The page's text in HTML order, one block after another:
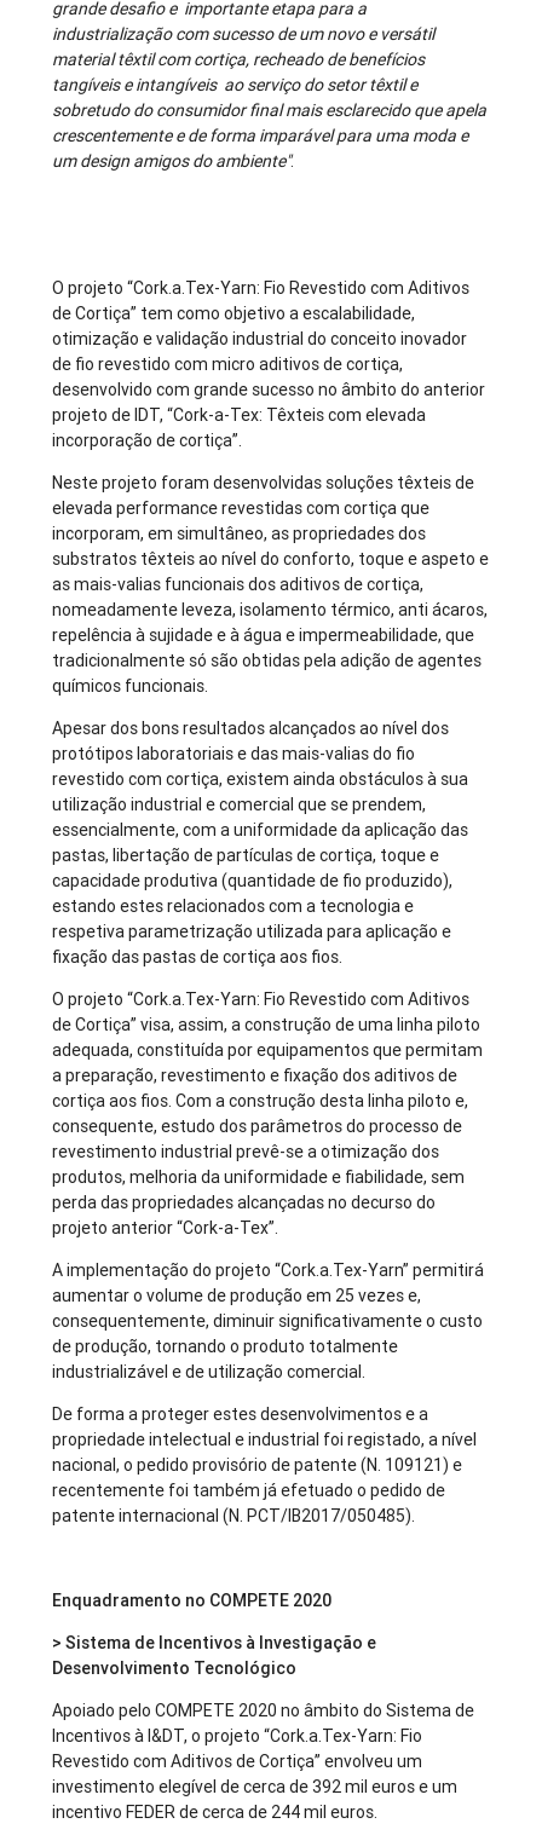
grande desafio e importante etapa para a
industrialização com sucesso de um novo e versátil
material têxtil com cortiça, recheado de benefícios
tangíveis e intangíveis ao serviço do setor têxtil e
sobretudo do consumidor final mais esclarecido que apela
crescentemente e de forma imparável para uma moda e
um design amigos do ambiente".
O projeto “Cork.a.Tex-Yarn: Fio Revestido com Aditivos
de Cortiça” tem como objetivo a escalabilidade,
otimização e validação industrial do conceito inovador
de fio revestido com micro aditivos de cortiça,
desenvolvido com grande sucesso no âmbito do anterior
projeto de IDT, “Cork-a-Tex: Têxteis com elevada
incorporação de cortiça”.
Neste projeto foram desenvolvidas soluções têxteis de
elevada performance revestidas com cortiça que
incorporam, em simultâneo, as propriedades dos
substratos têxteis ao nível do conforto, toque e aspeto e
as mais-valias funcionais dos aditivos de cortiça,
nomeadamente leveza, isolamento térmico, anti ácaros,
repelência à sujidade e à água e impermeabilidade, que
tradicionalmente só são obtidas pela adição de agentes
químicos funcionais.
Apesar dos bons resultados alcançados ao nível dos
protótipos laboratoriais e das mais-valias do fio
revestido com cortiça, existem ainda obstáculos à sua
utilização industrial e comercial que se prendem,
essencialmente, com a uniformidade da aplicação das
pastas, libertação de partículas de cortiça, toque e
capacidade produtiva (quantidade de fio produzido),
estando estes relacionados com a tecnologia e
respetiva parametrização utilizada para aplicação e
fixação das pastas de cortiça aos fios.
O projeto “Cork.a.Tex-Yarn: Fio Revestido com Aditivos
de Cortiça” visa, assim, a construção de uma linha piloto
adequada, constituída por equipamentos que permitam
a preparação, revestimento e fixação dos aditivos de
cortiça aos fios. Com a construção desta linha piloto e,
consequente, estudo dos parâmetros do processo de
revestimento industrial prevê-se a otimização dos
produtos, melhoria da uniformidade e fiabilidade, sem
perda das propriedades alcançadas no decurso do
projeto anterior “Cork-a-Tex”.
A implementação do projeto “Cork.a.Tex-Yarn” permitirá
aumentar o volume de produção em 25 vezes e,
consequentemente, diminuir significativamente o custo
de produção, tornando o produto totalmente
industrializável e de utilização comercial.
De forma a proteger estes desenvolvimentos e a
propriedade intelectual e industrial foi registado, a nível
nacional, o pedido provisório de patente (N. 109121) e
recentemente foi também já efetuado o pedido de
patente internacional (N. PCT/IB2017/050485).
Enquadramento no COMPETE 2020
> Sistema de Incentivos à Investigação e
Desenvolvimento Tecnológico
Apoiado pelo COMPETE 2020 no âmbito do Sistema de
Incentivos à I&DT, o projeto “Cork.a.Tex-Yarn: Fio
Revestido com Aditivos de Cortiça” envolveu um
investimento elegível de cerca de 392 mil euros e um
incentivo FEDER de cerca de 244 mil euros.